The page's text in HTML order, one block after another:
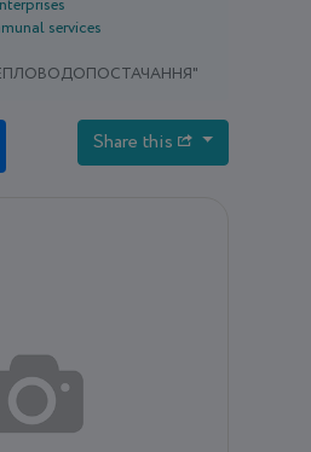
services
Share this